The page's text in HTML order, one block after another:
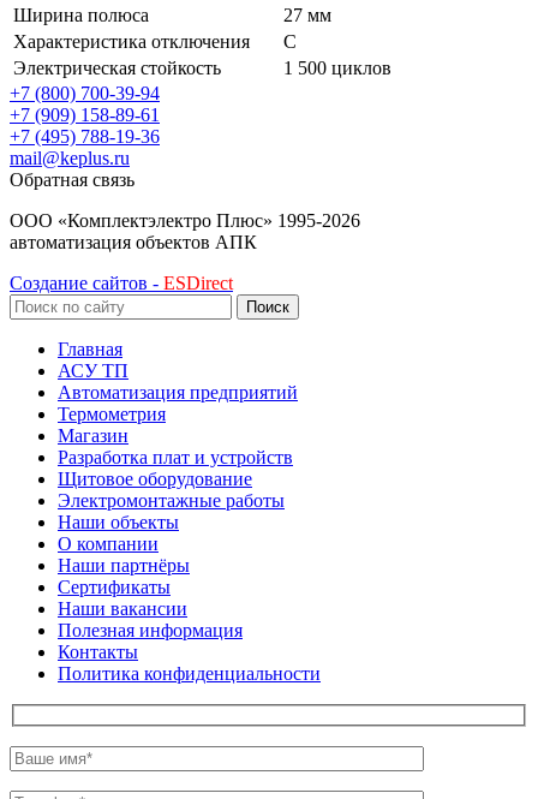
Ширина полюса
27 мм
Характеристика отключения
C
Электрическая стойкость
1 500 циклов
+7 (800) 700-39-94
+7 (909) 158-89-61
+7 (495) 788-19-36
mail@keplus.ru
Обратная связь
ООО «Комплектэлектро Плюс» 1995-2026
автоматизация объектов АПК
Создание сайтов - ESDirect
Поиск
Главная
АСУ ТП
Автоматизация предприятий
Термометрия
Магазин
Разработка плат и устройств
Щитовое оборудование
Электромонтажные работы
Наши объекты
О компании
Наши партнёры
Сертификаты
Наши вакансии
Полезная информация
Контакты
Политика конфиденциальности